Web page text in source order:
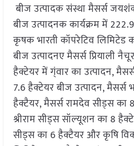
बीज उत्पादक संस्था मैसर्स
बीज उत्पादनक कार्यक्रम में
कृषक भारती कॉपरेटिव लिमिटेड
बीज उत्पादनए मैसर्स प्रियाली
हैक्टेयर में ग्ंवार का उत्पादन,
7.6 हैक्टेयर बीज उत्पादन, मैसर्स
हैक्टैयर, मैसर्स रामदेव सीड्स का
श्रीराम सीड्स सॉल्यूशन का 8
सीड्स का 6 हैक्टैयर और कृषि